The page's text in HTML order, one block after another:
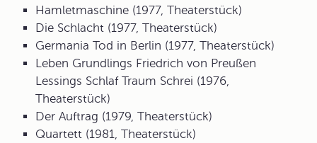
Hamletmaschine (1977, Theaterstück)
Die Schlacht (1977, Theaterstück)
Germania Tod in Berlin (1977, Theaterstück)
Leben Grundlings Friedrich von Preußen
Lessings Schlaf Traum Schrei (1976,
Theaterstück)
Der Auftrag (1979, Theaterstück)
Quartett (1981, Theaterstück)